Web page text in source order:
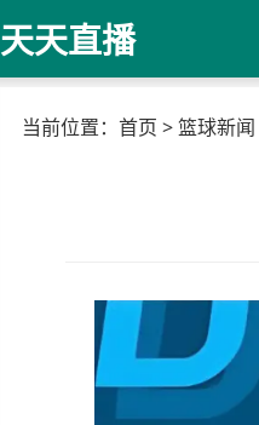
天天直播
当前位置： 首页 >篮球新闻